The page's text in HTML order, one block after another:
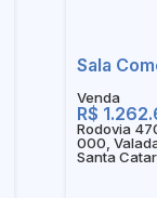
R$
Rodovia
000,
Santa